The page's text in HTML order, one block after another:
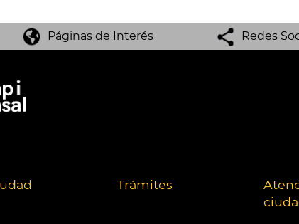
Páginas de Interés Redes
Trámites